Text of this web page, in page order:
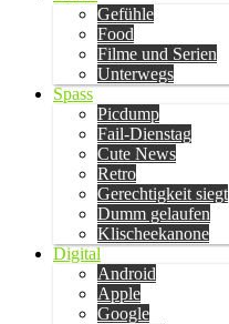
Gefühle
Food
Filme und Serien
Unterwegs
Spass
Picdump
Fail-Dienstag
Cute News
Retro
Gerechtigkeit siegt
Dumm gelaufen
Klischeekanone
Digital
Android
Apple
Google